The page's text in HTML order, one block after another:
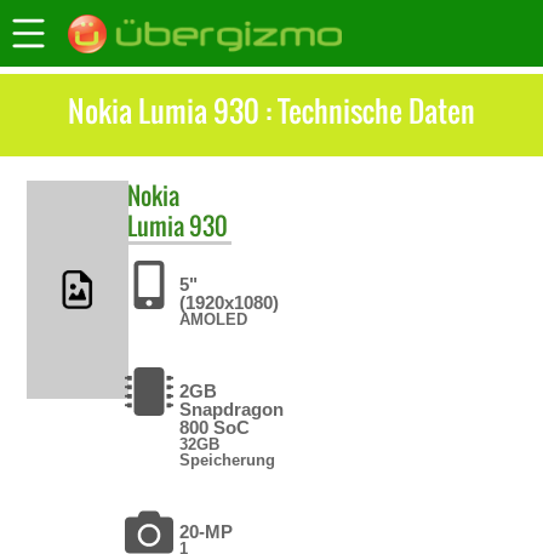
Nokia Lumia 930 : Technische Daten
Nokia
Lumia 930
5"
(1920x1080)
AMOLED
2GB
Snapdragon
800 SoC
32GB
Speicherung
20-MP
1